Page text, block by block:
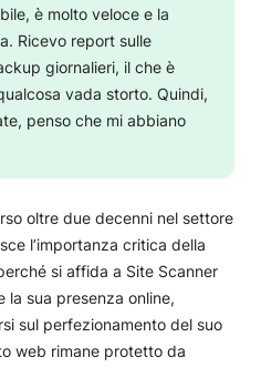
è molto veloce e la
Ricevo report sulle
giornalieri, il che è
vada storto. Quindi,
penso che mi abbiano
oltre due decenni nel settore
l’importanza critica della
si affida a Site Scanner
sua presenza online,
sul perfezionamento del suo
web rimane protetto da